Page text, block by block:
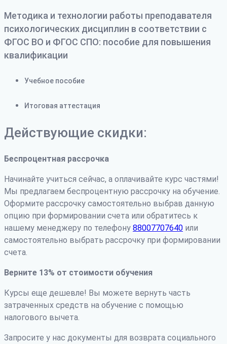
Методика и технологии работы преподавателя
психологических дисциплин в соответствии с
ФГОС ВО и ФГОС СПО: пособие для повышения
квалификации
Учебное пособие
Итоговая аттестация
Действующие скидки:
Беспроцентная рассрочка
Начинайте учиться сейчас, а оплачивайте курс частями!
Мы предлагаем беспроцентную рассрочку на обучение.
Оформите рассрочку самостоятельно выбрав данную
опцию при формировании счета или обратитесь к
нашему менеджеру по телефону 88007707640 или
самостоятельно выбрать рассрочку при формировании
счета.
Верните 13% от стоимости обучения
Курсы еще дешевле! Вы можете вернуть часть
затраченных средств на обучение с помощью
налогового вычета.
Запросите у нас документы для возврата социального